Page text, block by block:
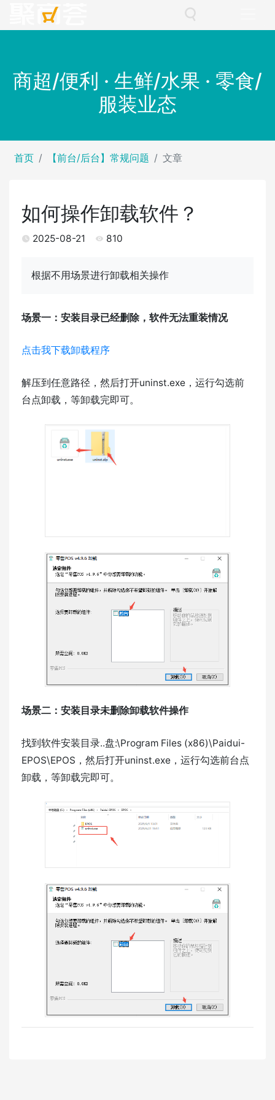
商超/便利 · 生鲜/水果 · 零食/
服装业态
首页 【前台/后台】常规问题 文章
如何操作卸载软件？
2025-08-21 810
根据不用场景进行卸载相关操作
场景一：安装目录已经删除，软件无法重装情况
点击我下载卸载程序
解压到任意路径，然后打开uninst.exe，运行勾选前
台点卸载，等卸载完即可。
场景二：安装目录未删除卸载软件操作
找到软件安装目录..盘:\Program Files (x86)\Paidui-
EPOS\EPOS，然后打开uninst.exe，运行勾选前台点
卸载，等卸载完即可。